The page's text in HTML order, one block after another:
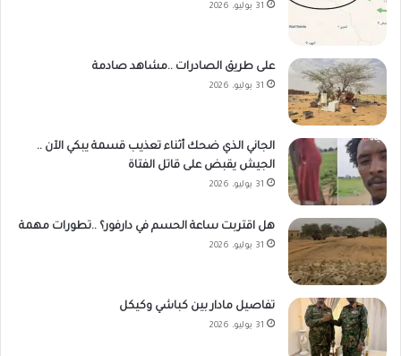
31 يوليو، 2026
على طريق الصادرات ..مشاهد صادمة
31 يوليو، 2026
الجاني الذي ضحك أثناء تعذيب قسمة يبكي الآن ..
الجيش يقبض على قاتل الفتاة
31 يوليو، 2026
هل اقتربت ساعة الحسم في دارفور؟ ..تطورات مهمة
31 يوليو، 2026
تفاصيل مادار بين كباشي وكيكل
31 يوليو، 2026